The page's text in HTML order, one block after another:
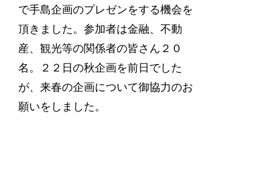
で手島企画のプレゼンをする機会を
頂きました。参加者は金融、不動
産、観光等の関係者の皆さん２０
名。２２日の秋企画を前日でした
が、来春の企画について御協力のお
願いをしました。